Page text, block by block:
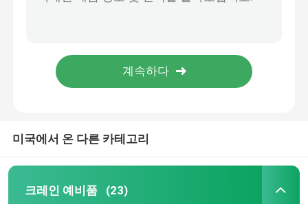
크레인 하부 구조 부분
새니는 여과합니다
미국에서 온 다른 카테고리
크레인 예비품 (23)